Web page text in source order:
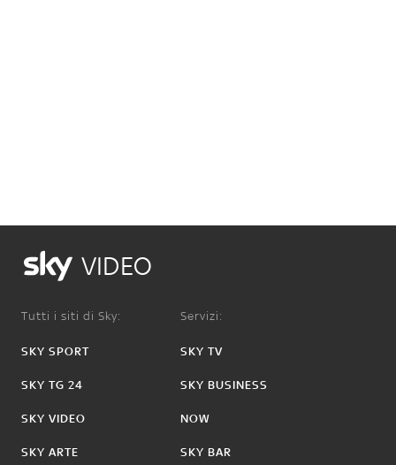
VIDEO
Tutti i siti di Sky:
SKY SPORT
SKY TG 24
SKY VIDEO
SKY ARTE
Servizi:
SKY TV
SKY BUSINESS
NOW
SKY BAR